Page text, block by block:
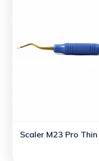
Scaler M23 Pro